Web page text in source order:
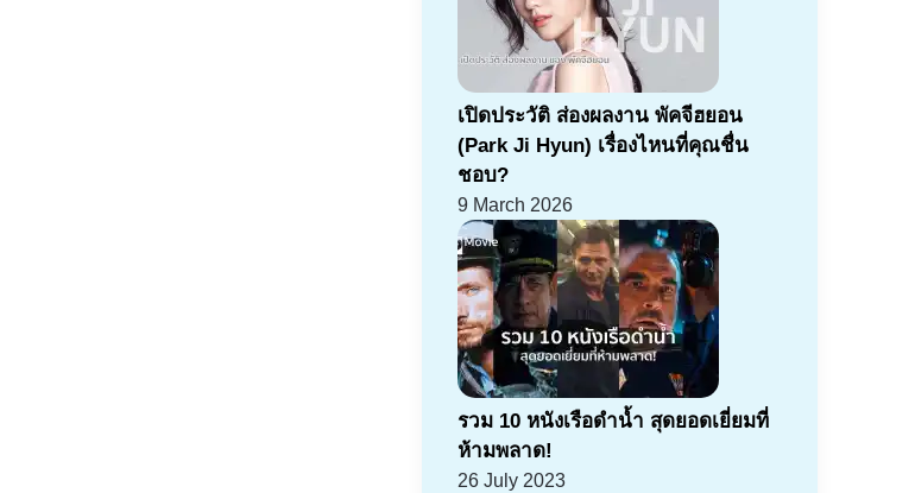
เปิดประวัติ ส่องผลงาน พัคจีฮยอน
(Park Ji Hyun) เรื่องไหนที่คุณชื่น
ชอบ?
9 March 2026
รวม 10 หนังเรือดำน้ำ สุดยอดเยี่ยมที่
ห้ามพลาด!
26 July 2023